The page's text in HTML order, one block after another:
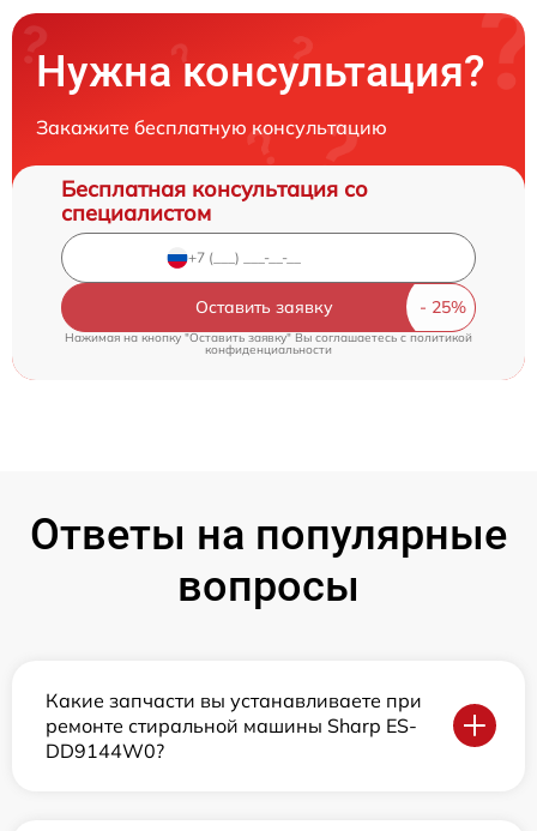
Нужна консультация?
Закажите бесплатную консультацию
Бесплатная консультация со
специалистом
Оставить заявку
Нажимая на кнопку "Оставить заявку" Вы соглашаетесь cполитикой
конфиденциальности
Ответы на популярные
вопросы
Какие запчасти вы устанавливаете при
ремонте стиральной машины Sharp ES-
DD9144W0?